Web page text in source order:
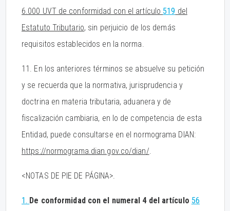
6.000 UVT de conformidad con el artículo 519 del
Estatuto Tributario, sin perjuicio de los demás
requisitos establecidos en la norma.
11. En los anteriores términos se absuelve su petición
y se recuerda que la normativa, jurisprudencia y
doctrina en materia tributaria, aduanera y de
fiscalización cambiaria, en lo de competencia de esta
Entidad, puede consultarse en el normograma DIAN:
https://normograma.dian.gov.co/dian/
<NOTAS DE PIE DE PÁGINA>.
1. De conformidad con el numeral 4 del artículo 56